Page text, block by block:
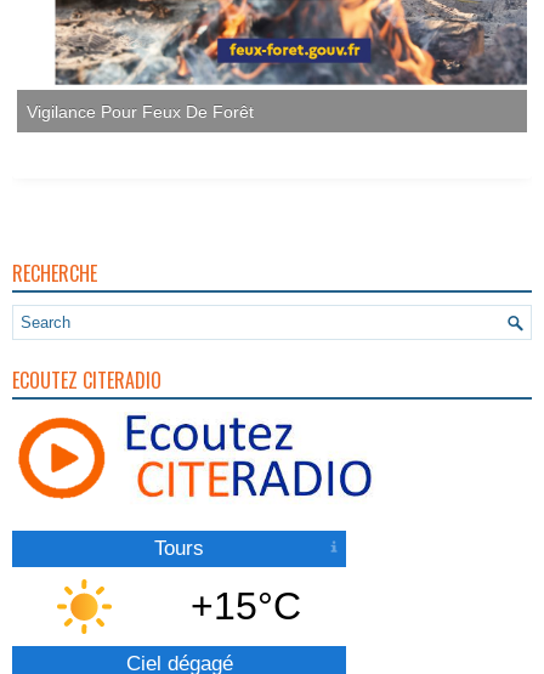
Vigilance Pour Feux De Forêt
RECHERCHE
ECOUTEZ CITERADIO
Tours
+15°C
Ciel dégagé